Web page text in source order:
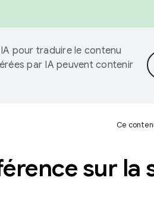
pour traduire le contenu
par IA peuvent contenir
Ce
sur la